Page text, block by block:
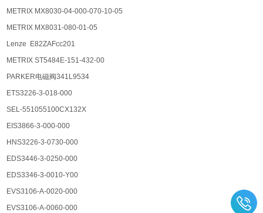
METRIX MX8030-04-000-070-10-05
METRIX MX8031-080-01-05
Lenze E82ZAFcc201
METRIX ST5484E-151-432-00
PARKER电磁阀341L9534
ETS3226-3-018-000
SEL-551055100CX132X
EIS3866-3-000-000
HNS3226-3-0730-000
EDS3446-3-0250-000
EDS3346-3-0010-Y00
EVS3106-A-0020-000
EVS3106-A-0060-000